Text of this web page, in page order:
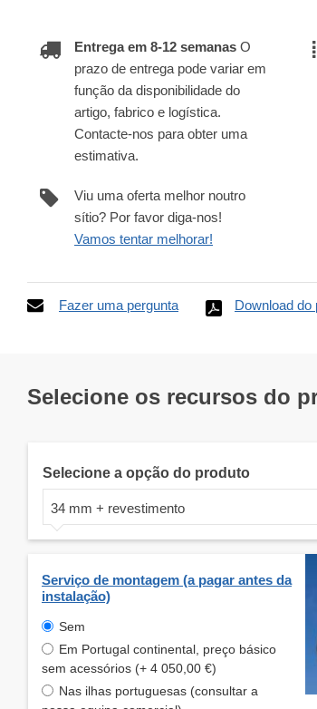
Entrega em 8-12 semanas O
prazo de entrega pode variar em
função da disponibilidade do
artigo, fabrico e logística.
Contacte-nos para obter uma
estimativa.
Viu uma oferta melhor noutro
sítio? Por favor diga-nos!
Vamos tentar melhorar!
Fazer uma pergunta Download do
Selecione os recursos do
Selecione a opção do produto
34 mm + revestimento
Serviço de montagem (a pagar antes da
instalação)
Sem
Em Portugal continental, preço básico
sem acessórios (+ 4 050,00 €)
Nas ilhas portuguesas (consultar a